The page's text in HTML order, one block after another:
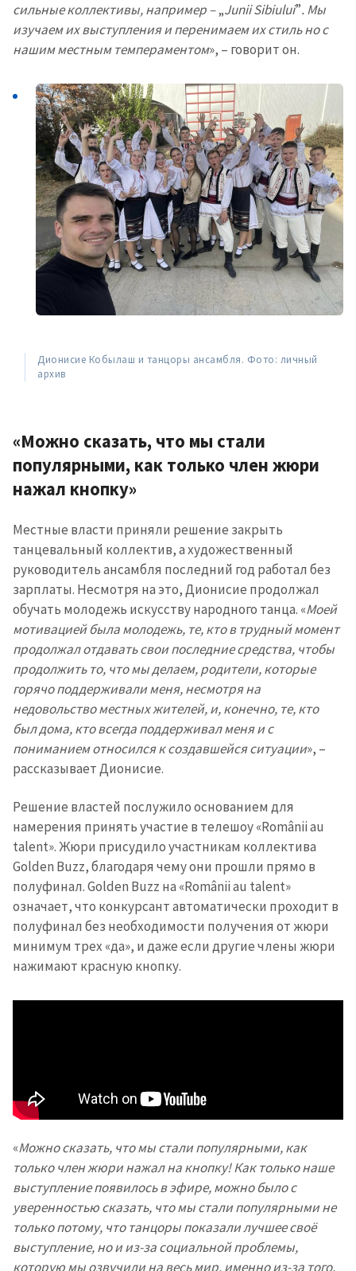
сильные коллективы, например –„Junii Sibiului”. Мы
изучаем их выступления и перенимаем их стиль но с
нашим местным темпераментом», – говорит он.
Дионисие Кобылаш и танцоры ансамбля. Фото: личный
архив
«Можно сказать, что мы стали
популярными, как только член жюри
нажал кнопку»
Местные власти приняли решение закрыть
танцевальный коллектив, а художественный
руководитель ансамбля последний год работал без
зарплаты. Несмотря на это, Дионисие продолжал
обучать молодежь искусству народного танца. «Моей
мотивацией была молодежь, те, кто в трудный момент
продолжал отдавать свои последние средства, чтобы
продолжить то, что мы делаем, родители, которые
горячо поддерживали меня, несмотря на
недовольство местных жителей, и, конечно, те, кто
был дома, кто всегда поддерживал меня и с
пониманием относился к создавшейся ситуации», –
рассказывает Дионисие.
Решение властей послужило основанием для
намерения принять участие в телешоу «Românii au
talent». Жюри присудило участникам коллектива
Golden Buzz, благодаря чему они прошли прямо в
полуфинал. Golden Buzz на «Românii au talent»
означает, что конкурсант автоматически проходит в
полуфинал без необходимости получения от жюри
минимум трех «да», и даже если другие члены жюри
нажимают красную кнопку.
«Можно сказать, что мы стали популярными, как
только член жюри нажал на кнопку! Как только наше
выступление появилось в эфире, можно было с
уверенностью сказать, что мы стали популярными не
только потому, что танцоры показали лучшее своё
выступление, но и из-за социальной проблемы,
которую мы озвучили на весь мир, именно из-за того,